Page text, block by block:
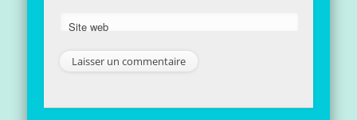
Site web